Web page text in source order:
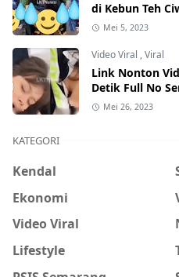
di Kebun Teh
Mei 5, 2023
Video Viral ,Viral
Link Nonton
Detik Full No
Hati-Hati Phising!
Mei 26, 2023
KATEGORI
Kendal
Ekonomi
Video Viral
Lifestyle